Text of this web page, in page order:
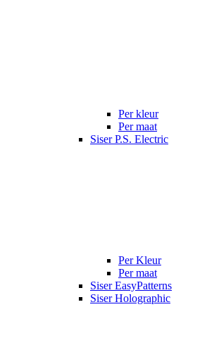
Per kleur
Per maat
Siser P.S. Electric
Per Kleur
Per maat
Siser EasyPatterns
Siser Holographic